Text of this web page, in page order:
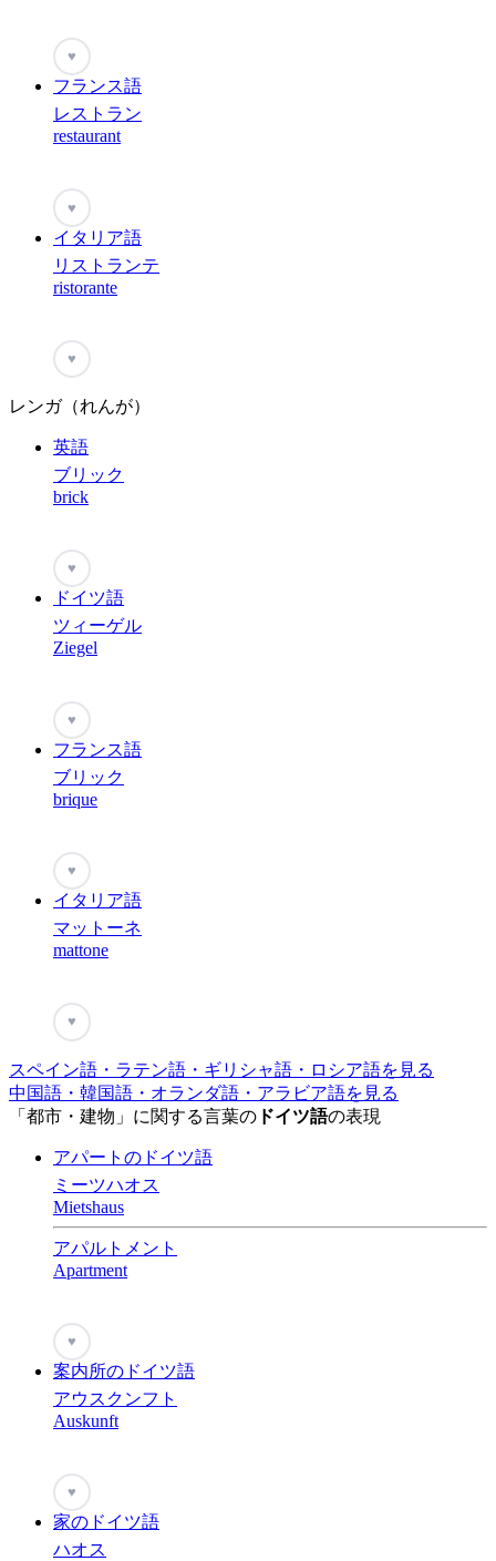
♥
フランス語
レストラン
restaurant
♥
イタリア語
リストランテ
ristorante
♥
レンガ（れんが）
英語
ブリック
brick
♥
ドイツ語
ツィーゲル
Ziegel
♥
フランス語
ブリック
brique
♥
イタリア語
マットーネ
mattone
♥
スペイン語・ラテン語・ギリシャ語・ロシア語を見る
中国語・韓国語・オランダ語・アラビア語を見る
「都市・建物」に関する言葉の ドイツ語の表現
アパートのドイツ語
ミーツハオス
Mietshaus
アパルトメント
Apartment
♥
案内所のドイツ語
アウスクンフト
Auskunft
♥
家のドイツ語
ハオス